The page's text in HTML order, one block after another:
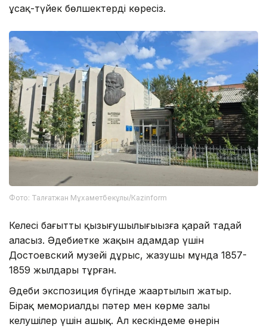
ұсақ-түйек бөлшектерді көресіз.
Фото: Талғатжан Мұхаметбекұлы/Кazinform
Келесі бағытты қызығушылығыңызға қарай таңдай
аласыз. Әдебиетке жақын адамдар үшін
Достоевский музейі дұрыс, жазушы мұнда 1857-
1859 жылдары тұрған.
Әдеби экспозиция бүгінде жаңартылып жатыр.
Бірақ мемориалды пәтер мен көрме залы
келушілер үшін ашық. Ал кескіндеме өнерін